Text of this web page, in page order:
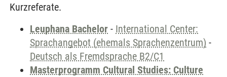
Kurzreferate.
Leuphana Bachelor - International Center:
Sprachangebot (ehemals Sprachenzentrum) -
Deutsch als Fremdsprache B2/C1
Masterprogramm Cultural Studies: Culture